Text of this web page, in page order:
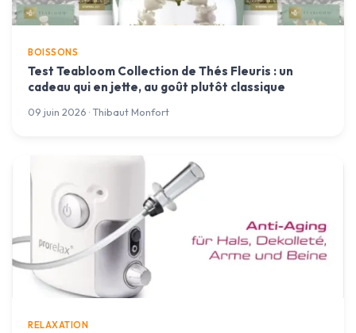
BOISSONS
Test Teabloom Collection de Thés Fleuris : un
cadeau qui en jette, au goût plutôt classique
09 juin 2026 · Thibaut Monfort
RELAXATION